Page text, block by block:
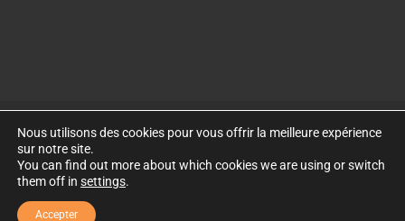
©Copyright 2019. Disseny web per Bredax
Politique de confidentialité
Nous utilisons des cookies pour vous offrir la meilleure expérience
sur notre site.
You can find out more about which cookies we are using or switch
them off in settings.
Accepter